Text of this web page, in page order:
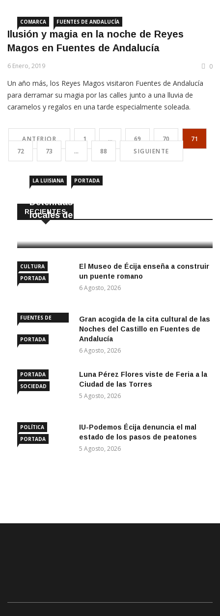
COMARCA FUENTES DE ANDALUCÍA
Ilusión y magia en la noche de Reyes
Magos en Fuentes de Andalucía
6 Enero, 2019 0
Un año más, los Reyes Magos visitaron Fuentes de Andalucía
para derramar su magia por las calles junto a una lluvia de
caramelos y regalos en una tarde especialmente soleada.
ANTERIOR 1 … 69 70
71
72
73 … 88 SIGUIENTE
RECIENTES
LA LUISIANA PORTADA
Detenidas dos personas por robar en
locales de La Luisiana
CULTURA
PORTADA
El Museo de Écija enseña a construir
un puente romano
6 Agosto, 2026
FUENTES DE
PORTADA
Gran acogida de la cita cultural de las
Noches del Castillo en Fuentes de
Andalucía
6 Agosto, 2026
PORTADA
SOCIEDAD
Luna Pérez Flores viste de Feria a la
Ciudad de las Torres
5 Agosto, 2026
POLÍTICA
PORTADA
IU-Podemos Écija denuncia el mal
estado de los pasos de peatones
5 Agosto, 2026